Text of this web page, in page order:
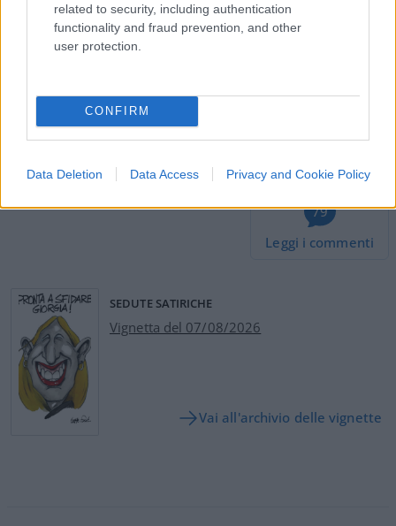
related to security, including authentication
functionality and fraud prevention, and other
user protection.
CONFIRM
Data Deletion Data Access Privacy and Cookie Policy
Nicolaporro.it è anche su Whatsapp. È
#FESTIVAL CINEMA
#ISRAELE
79
Leggi i commenti
SEDUTE SATIRICHE
Vignetta del 07/08/2026
Vai all'archivio delle vignette